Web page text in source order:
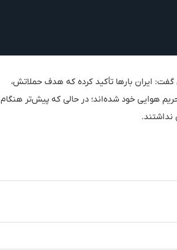
گفت: ایران بارها تأکید کرده که هدف حملاتش،
هوایی خود شده‌اند؛ در حالی‌ که پیش‌تر هنگام
نداشتند.